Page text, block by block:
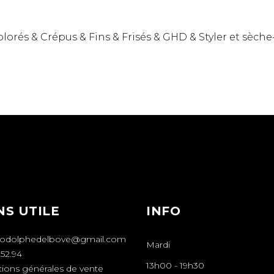
& Crépus & Fins & Frisés & GHD & Styler et
UTILE
générales de vente
INFO
Mardi
13h00 - 19h30